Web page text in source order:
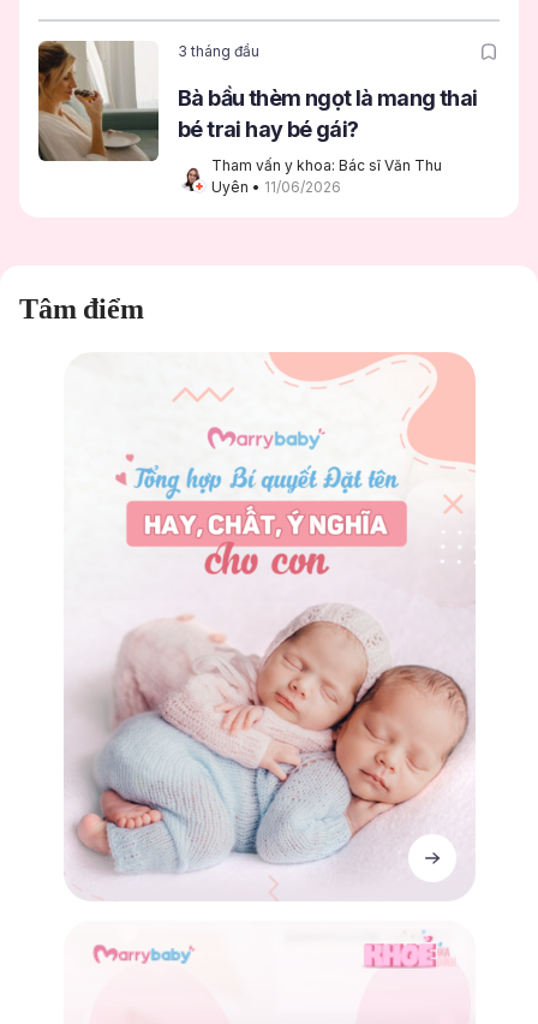
3 tháng đầu
Bà bầu thèm ngọt là mang thai
bé trai hay bé gái?
Tham vấn y khoa: Bác sĩ Văn Thu
Uyên • 11/06/2026
Tâm điểm